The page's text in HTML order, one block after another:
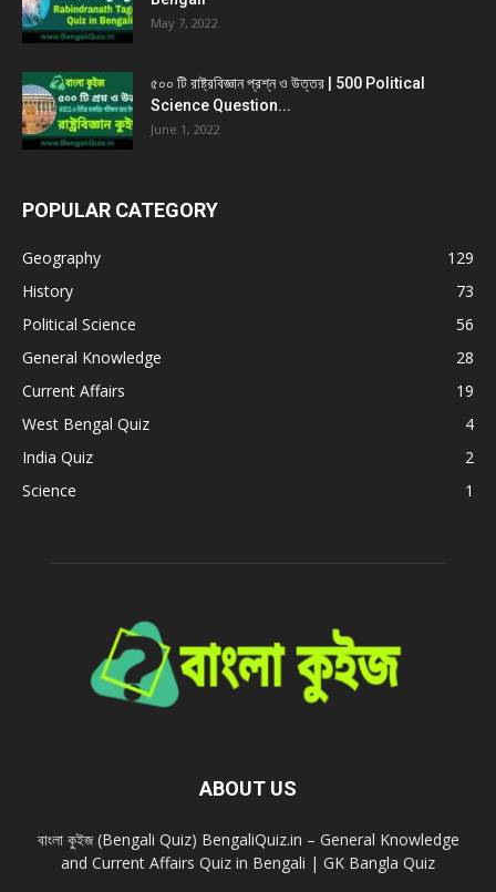
May 7, 2022
৫০০ টি রাষ্ট্রবিজ্ঞান প্রশ্ন ও উত্তর | 500 Political
Science Question...
June 1, 2022
POPULAR CATEGORY
Geography
129
History
73
Political Science
56
General Knowledge
28
Current Affairs
19
West Bengal Quiz
4
India Quiz
2
Science
1
ABOUT US
বাংলা কুইজ (Bengali Quiz) BengaliQuiz.in – General Knowledge
and Current Affairs Quiz in Bengali | GK Bangla Quiz